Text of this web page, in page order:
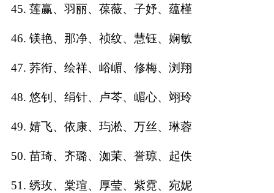
45. 莲赢、羽丽、葆薇、子妤、蕴槿
46. 镁艳、那净、祯纹、慧钰、娴敏
47. 荞衔、绘祥、峪嵋、修梅、浏翔
48. 悠钊、绢针、卢芩、嵋心、翊玲
49. 婧飞、依康、玙淞、万丝、琳蓉
50. 苗琦、齐璐、洳茉、誉琼、起佚
51. 绣玫、棠瑄、厚莹、紫霓、宛妮